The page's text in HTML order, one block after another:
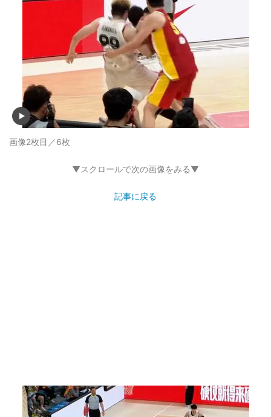
画像2枚目／6枚
▼スクロールで次の画像をみる▼
記事に戻る